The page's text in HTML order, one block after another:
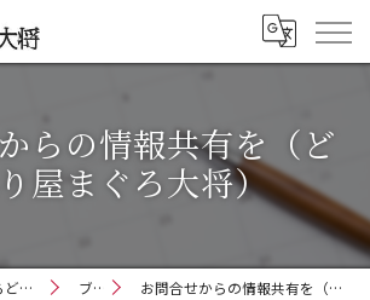
らの情報共有を（ど
屋まぐろ大将）
鹿島田の寿司ならどんぶり屋まぐろ大将 ブログ お問合せからの情報共有を（どんぶり屋まぐろ大将）